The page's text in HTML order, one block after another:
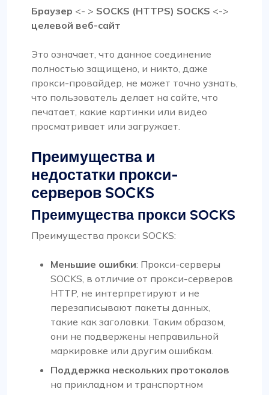
Браузер <- > SOCKS (HTTPS) SOCKS <->
целевой веб-сайт
Это означает, что данное соединение
полностью защищено, и никто, даже
прокси-провайдер, не может точно узнать,
что пользователь делает на сайте, что
печатает, какие картинки или видео
просматривает или загружает.
Преимущества и
недостатки прокси-
серверов SOCKS
Преимущества прокси SOCKS
Преимущества прокси SOCKS:
Меньшие ошибки: Прокси-серверы
SOCKS, в отличие от прокси-серверов
HTTP, не интерпретируют и не
перезаписывают пакеты данных,
такие как заголовки. Таким образом,
они не подвержены неправильной
маркировке или другим ошибкам.
Поддержка нескольких протоколов
на прикладном и транспортном